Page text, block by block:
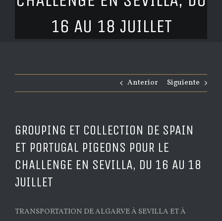
16 AU 18 JUILLET
Anterior Siguiente
GROUPING ET COLLECTION DE SPAIN
ET PORTUGAL PIGEONS POUR LE
CHALLENGE EN SEVILLA, DU 16 AU 18
JUILLET
TRANSPORTATION DE ALGARVE À SEVILLA ET À